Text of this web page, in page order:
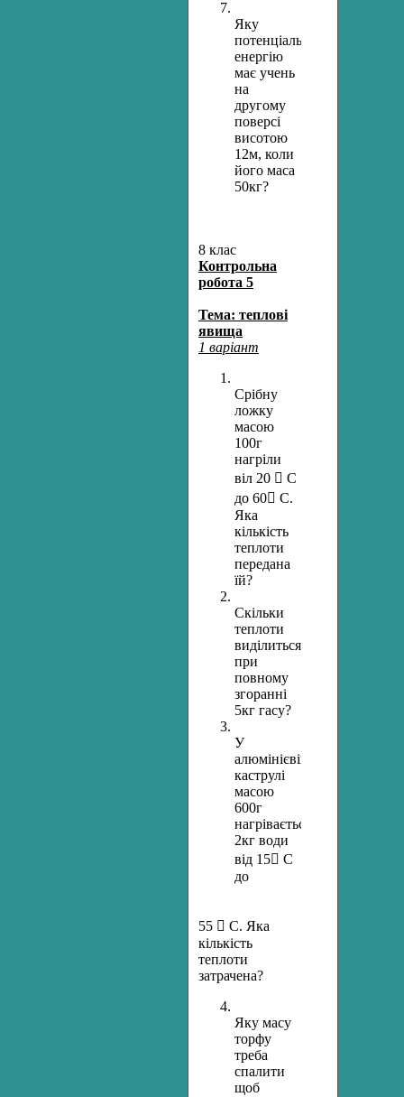
Яку
потенціальну
енергію
має учень
на
другому
поверсі
висотою
12м, коли
його маса
50кг?
8 клас
Контрольна
робота 5
Тема: теплові
явища
1 варіант
Срібну
ложку
масою
100г
нагріли
віл 20  С
до 60 С.
Яка
кількість
теплоти
передана
їй?
Скільки
теплоти
виділиться
при
повному
згоранні
5кг гасу?
У
алюмінієвій
каструлі
масою
600г
нагрівається
2кг води
від 15 С
до
55  С. Яка
кількість
теплоти
затрачена?
Яку масу
торфу
треба
спалити
щоб